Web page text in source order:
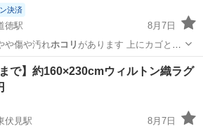
決済
徳駅
8月7日
や傷や汚れホコリ があります 上にカゴとか
駅 その他
まで】約160×230cmウィルトン織ラグ
伏見駅
8月7日